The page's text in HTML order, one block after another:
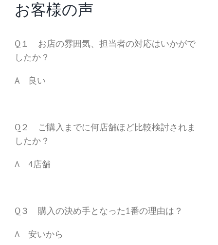
お客様の声
Q１ お店の雰囲気、担当者の対応はいかがで
したか？
A 良い
Q２ ご購入までに何店舗ほど比較検討されま
したか？
A 4店舗
Q３ 購入の決め手となった1番の理由は？
A 安いから